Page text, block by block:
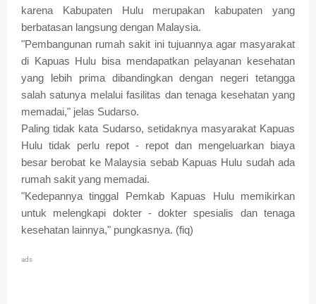
karena Kabupaten Hulu merupakan kabupaten yang
berbatasan langsung dengan Malaysia.
"Pembangunan rumah sakit ini tujuannya agar masyarakat
di Kapuas Hulu bisa mendapatkan pelayanan kesehatan
yang lebih prima dibandingkan dengan negeri tetangga
salah satunya melalui fasilitas dan tenaga kesehatan yang
memadai," jelas Sudarso.
Paling tidak kata Sudarso, setidaknya masyarakat Kapuas
Hulu tidak perlu repot - repot dan mengeluarkan biaya
besar berobat ke Malaysia sebab Kapuas Hulu sudah ada
rumah sakit yang memadai.
"Kedepannya tinggal Pemkab Kapuas Hulu memikirkan
untuk melengkapi dokter - dokter spesialis dan tenaga
kesehatan lainnya," pungkasnya. (fiq)
ads